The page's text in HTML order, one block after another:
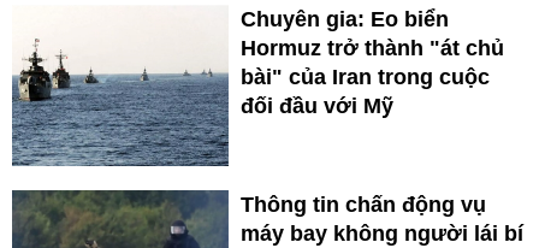
Chuyên gia: Eo biển
Hormuz trở thành "át chủ
bài" của Iran trong cuộc
đối đầu với Mỹ
Thông tin chấn động vụ
máy bay không người lái bí